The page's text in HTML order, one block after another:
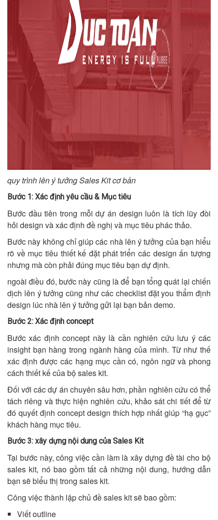
quy trình lên ý tưởng Sales Kit cơ bản
Bước 1: Xác định yêu cầu & Mục tiêu
Bước đầu tiên trong mỗi dự án design luôn là tích lũy đòi
hỏi design và xác định đề nghị và mục tiêu phác thảo.
Bước này không chỉ giúp các nhà lên ý tưởng của bạn hiểu
rõ về mục tiêu thiết kế đặt phát triển các design ấn tượng
nhưng mà còn phải đúng mục tiêu bạn dự định.
ngoài điều đó, bước này cũng là để bạn tổng quát lại chiến
dịch lên ý tưởng cũng như các checklist đặt you thẩm định
design lúc nhà lên ý tưởng gửi lại bạn bản demo.
Bước 2: Xác định concept
Bước xác định concept này là cần nghiên cứu lưu ý các
insight bạn hàng trong ngành hàng của mình. Từ như thế
xác định được các hạng mục cần có, ngôn ngữ và phong
cách thiết kế của bộ sales kit.
Đối với các dự án chuyên sâu hơn, phần nghiên cứu có thể
tách riêng và thực hiện nghiên cứu, khảo sát chi tiết để từ
đó quyết định concept design thích hợp nhất giúp “hạ gục”
khách hàng mục tiêu.
Bước 3: xây dựng nội dung của Sales Kit
Tại bước này, công việc cần làm là xây dựng đề tài cho bộ
sales kit, nó bao gồm tất cả những nội dung, hướng dẫn
bạn sẽ biểu thị trong sales kit.
Công việc thành lập chủ đề sales kit sẽ bao gồm:
Viết outline